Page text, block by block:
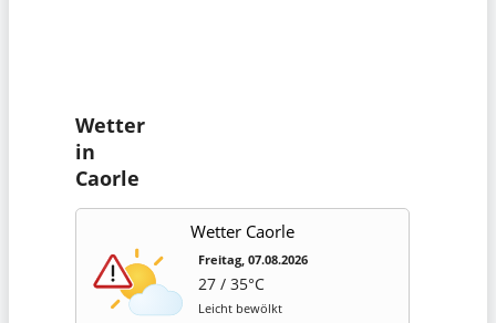
Wetter
in
Caorle
Wetter Caorle
Freitag, 07.08.2026
27 / 35°C
Leicht bewölkt